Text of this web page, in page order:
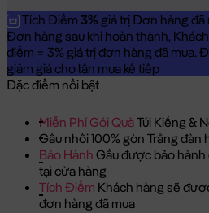
Tích Điểm 3% giá trị Đơn hàng đã
Đơn hàng sau khi hoàn thành,
điểm = 3% giá trị đơn hàng đã mua.
giảm giá cho lần mua kế tiếp
Đặc điểm nổi bật
Miễn Phí Gói QuàTúi Kiếng &
Gấu nhồi 100% gòn Trắng đàn
Bảo Hành Gấu được bảo
tại cửa hàng
Tích Điểm Khách hàng sẽ
đơn hàng đã mua